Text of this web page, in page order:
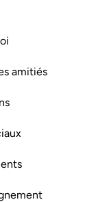
amitiés